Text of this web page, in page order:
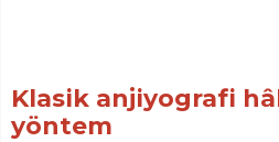
Klasik anjiyografi
yöntem